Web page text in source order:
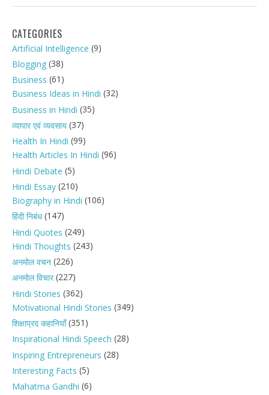
CATEGORIES
Artificial Intelligence (9)
Blogging (38)
Business (61)
Business Ideas in Hindi (32)
Business in Hindi (35)
व्यापार एवं व्यवसाय (37)
Health In Hindi (99)
Health Articles In Hindi (96)
Hindi Debate (5)
Hindi Essay (210)
Biography in Hindi (106)
हिंदी निबंध(147)
Hindi Quotes (249)
Hindi Thoughts (243)
अनमोल वचन (226)
अनमोल विचार(227)
Hindi Stories (362)
Motivational Hindi Stories (349)
शिक्षाप्रद कहानियाँ(351)
Inspirational Hindi Speech (28)
Inspiring Entrepreneurs (28)
Interesting Facts (5)
Mahatma Gandhi (6)